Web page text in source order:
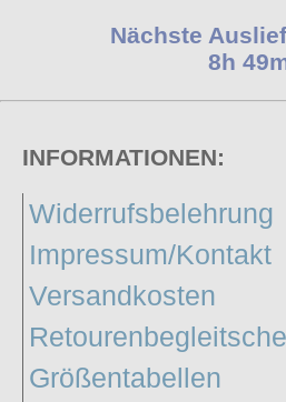
Nächste
8h
INFORMATIONEN:
Widerrufsbelehrung
Impressum/Kontakt
Versandkosten
Größentabellen